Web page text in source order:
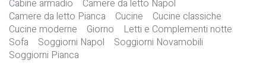
Cabine armadio
Camere da letto Napol
Camere da letto Pianca
Cucine
Cucine classiche
Cucine moderne
Giorno
Letti e Complementi notte
Sofa
Soggiorni Napol
Soggiorni Novamobili
Soggiorni Pianca